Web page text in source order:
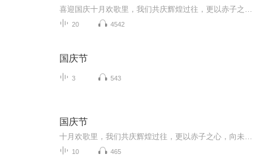
20 4542
国庆节
3 543
国庆节
10 465